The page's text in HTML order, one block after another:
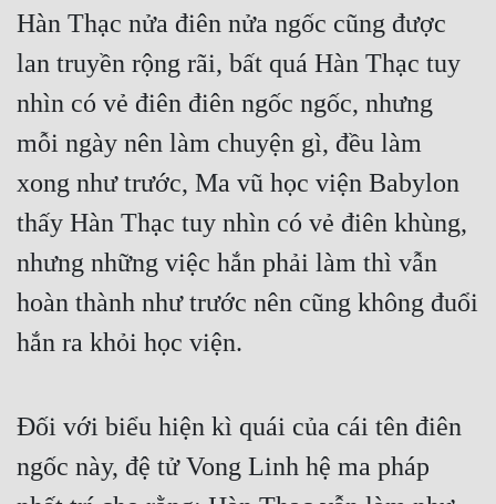
Hàn Thạc nửa điên nửa ngốc cũng được
lan truyền rộng rãi, bất quá Hàn Thạc tuy
nhìn có vẻ điên điên ngốc ngốc, nhưng
mỗi ngày nên làm chuyện gì, đều làm
xong như trước, Ma vũ học viện Babylon
thấy Hàn Thạc tuy nhìn có vẻ điên khùng,
nhưng những việc hắn phải làm thì vẫn
hoàn thành như trước nên cũng không đuổi
hắn ra khỏi học viện.
Đối với biểu hiện kì quái của cái tên điên
ngốc này, đệ tử Vong Linh hệ ma pháp